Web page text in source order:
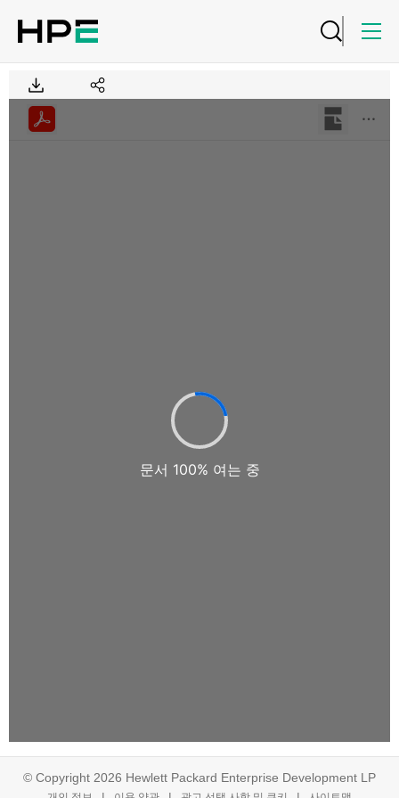
© Copyright 2026 Hewlett Packard Enterprise Development LP